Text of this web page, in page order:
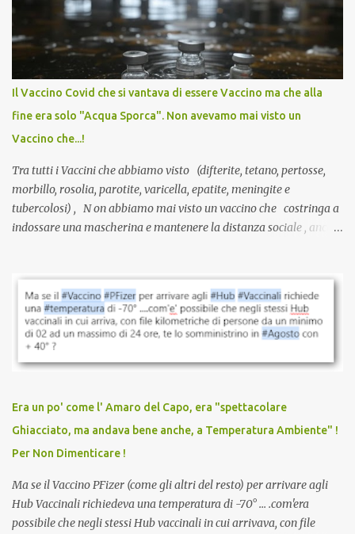
anti-Covid, un pro-farmaco, con autorizzazione condizionata,
sviluppato in tempi record, con tecnologie mai utilizzate prima su
larga scala, ancora oggetto di studio e di discussione
internazionale serve solo una firma. La tua. Lo si somministra
anche a persone sane, giovani, senza fattori di rischio, spesso già
serve una prescrizione. Non c’è diagnosi. Non c’è presa in carico.
L’unico atto richiesto è una fi...
Il Vaccino Covid che si vantava di essere Vaccino ma che alla
fine era solo "Acqua Sporca". Non avevamo mai visto un
Vaccino che...!
Tra tutti i Vaccini che abbiamo visto (difterite, tetano, pertosse,
morbillo, rosolia, parotite, varicella, epatite, meningite e
tubercolosi) , N on abbiamo mai visto un vaccino che costringa a
indossare una mascherina e mantenere la distanza sociale , anche
vaccinazione. Non avevamo mai sentito parlare di ricompense,
sconti, incentivi per vaccinarsi. Non avevamo mai visto
discriminazioni per coloro che non l’hanno fatto. Se non sei stato
vaccinato, nessuno aveva prima cercato di farti sentire una
persona cattiva. Non avevamo mai visto un vaccino che minacci le
vaccino usato per minacciare i mezzi di sussistenza, il lavoro o la
scuola. Non avevamo mai visto un vaccino che permettesse a un
dodicenne di ignorare il consenso dei genitori. Dopo tutti i vaccini
che abbiamo elencato sopra...
Era un po' come l' Amaro del Capo, era "spettacolare
Ghiacciato, ma andava bene anche, a Temperatura Ambiente" !
Per Non Dimenticare !
Ma se il Vaccino PFizer (come gli altri del resto) per arrivare agli
Hub Vaccinali richiedeva una temperatura di -70° ... .com'era
possibile che negli stessi Hub vaccinali in cui arrivava, con file